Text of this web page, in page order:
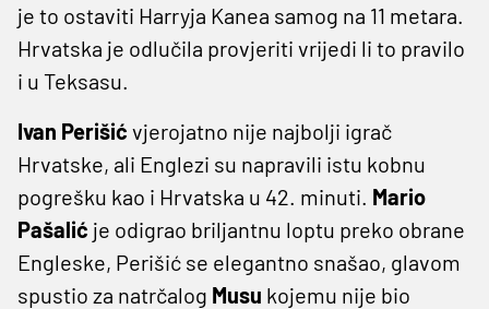
je to ostaviti Harryja Kanea samog na 11 metara.
Hrvatska je odlučila provjeriti vrijedi li to pravilo
i u Teksasu.
Ivan Perišić vjerojatno nije najbolji igrač
Hrvatske, ali Englezi su napravili istu kobnu
pogrešku kao i Hrvatska u 42. minuti. Mario
Pašalić je odigrao briljantnu loptu preko obrane
Engleske, Perišić se elegantno snašao, glavom
spustio za natrčalog Musu kojemu nije bio